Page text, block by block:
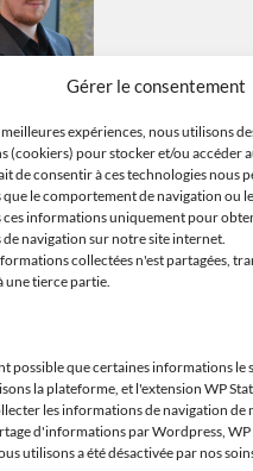
Gérer le consentement
expériences, nous utilisons
(cookiers) pour stocker et/ou accéder
de consentir à ces technologies nous
que le comportement de navigation ou
ces informations uniquement pour
de navigation sur notre site internet.
collectées n'est partagées,
une tierce partie.
possible que certaines informations le
la plateforme, et l'extension WP
les informations de navigation de
d'informations par Wordpress,
utilisons a été désactivée par nos
sont ceux de l’auteur et
ne saurait être tenu
l’usage fait de ses propos et
(Linktree)